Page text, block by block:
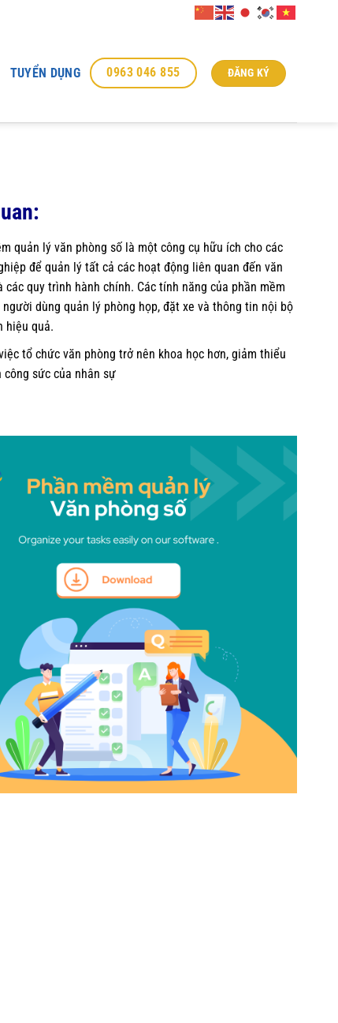
TUYỂN DỤNG 0963 046 855 ĐĂNG KÝ
quản lý văn phòng số là một công cụ hữu ích cho các
để quản lý tất cả các hoạt động liên quan đến văn
các quy trình hành chính. Các tính năng của phần mềm
người dùng quản lý phòng họp, đặt xe và thông tin nội bộ
hiệu quả.
tổ chức văn phòng trở nên khoa học hơn, giảm thiểu
công sức của nhân sự